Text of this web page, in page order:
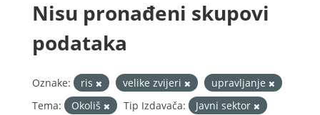
Nisu pronađeni skupovi
podataka
Oznake: ris velike zvijeri
upravljanje
Tema:
Okoliš Tip Izdavača:
Javni sektor